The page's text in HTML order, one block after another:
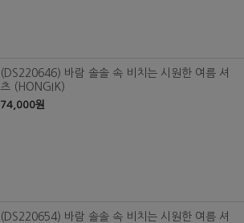
(DS220646) 바람 솔솔 속 비치는 시원한 여름 셔
츠 (HONGIK)
74,000원
(DS220654) 바람 솔솔 속 비치는 시원한 여름 셔